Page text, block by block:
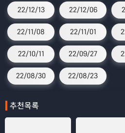
22/12/13 22/12/06
22/11/08 22/11/01
22/10/11 22/09/27
22/08/30 22/08/23
추천목록